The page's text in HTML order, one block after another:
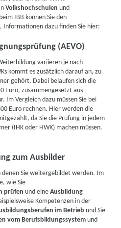
Volkshochschulen und
IBB können Sie den
Informationen dazu finden Sie hier:
(AEVO)
variieren je nach
kommt es zusätzlich darauf an, zu
gehört. Dabei belaufen sich die
Euro, zusammengesetzt aus
Im Vergleich dazu müssen Sie bei
Euro rechnen. Hier werden die
da Sie die Prüfung in jedem
(IHK oder HWK) machen müssen.
zum Ausbilder
denen Sie weitergebildet werden. Im
wie Sie
prüfen und eine Ausbildung
Kompetenzen in der
im Betriebund Sie
vom Berufsbildungssystem und